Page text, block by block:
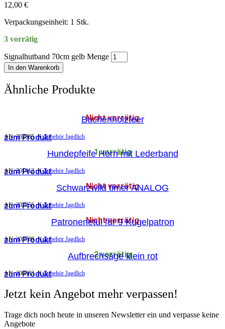
12,00 €
Verpackungseinheit: 1 Stk.
3 vorrätig
Signalhutband 70cm gelb Menge
In den Warenkorb
Ähnliche Produkte
Nicht vorrätig
Buchenholzteer
zum Produkt
AN:202805 K Zubehör Jagdlich
1 vorrätig
Hundepfeife Horn mit Lederband
zum Produkt
AN:201412 K Zubehör Jagdlich
Nicht vorrätig
Schwarzwild timer ANALOG
zum Produkt
AN:202256 K Zubehör Jagdlich
Nicht vorrätig
Patronenetui für 9 Kugelpatron
zum Produkt
AN:203709 K Zubehör Jagdlich
2 vorrätig
Aufbrechsäge klein rot
zum Produkt
AN:200383 K Zubehör Jagdlich
Jetzt kein Angebot mehr verpassen!
Trage dich noch heute in unseren Newsletter ein und verpasse keine
Angebote